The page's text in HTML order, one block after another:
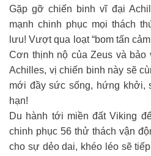
Gặp gỡ chiến binh vĩ đại
mạnh chinh phục mọi thách
lưu! Vượt qua loạt “bom tấn
Cơn thịnh nộ của Zeus và bảo
Achilles, vị chiến binh này sẽ
mới đầy sức sống, hứng khởi,
hạn!
Du hành tới miền đất Viking
chinh phục 56 thử thách vận
cho sự dẻo dai, khéo léo sẽ